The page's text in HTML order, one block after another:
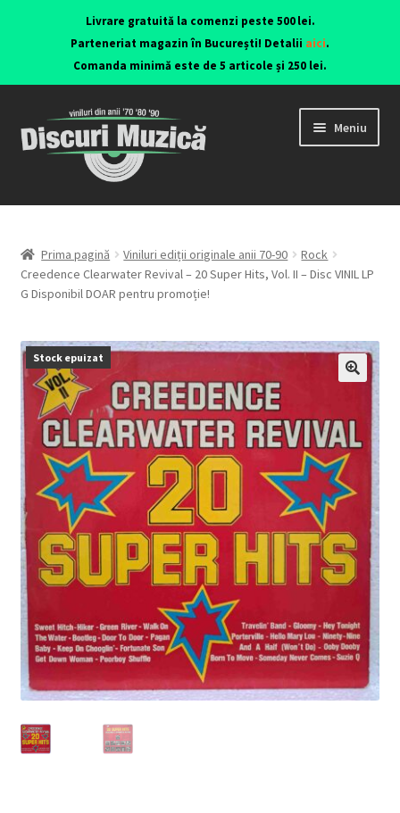
Livrare gratuită la comenzi peste 500 lei.
Parteneriat magazin în București! Detalii aici.
Comanda minimă este de 5 articole și 250 lei.
Meniu
Viniluri ediții originale anii 70-90
CD-uri originale
Contact
Echipamente
Listă produse
Oferta lunii
Contul meu
Blog
lei0,00
Prima pagină Viniluri ediții originale anii 70-90
Rock
Creedence Clearwater Revival – 20 Super Hits, Vol. II – Disc VINIL LP
G Disponibil DOAR pentru promoție!
Stock epuizat